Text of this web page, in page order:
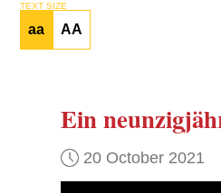
TEXT SIZE
aa AA
Ein
20 October 2021